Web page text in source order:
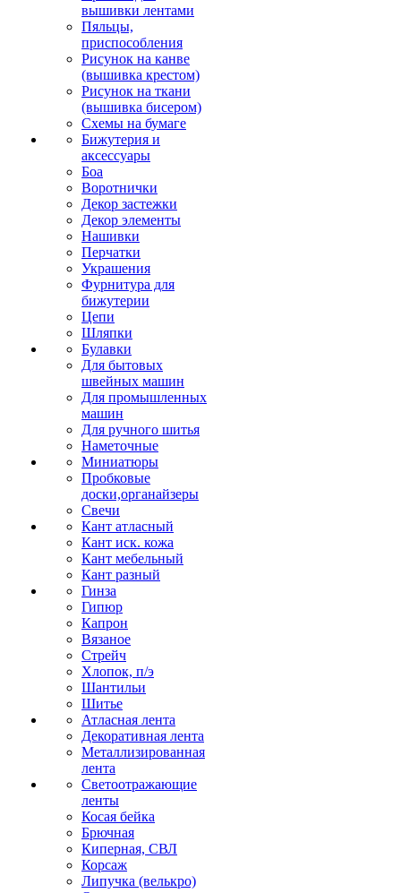
вышивки лентами
Пяльцы,
приспособления
Рисунок на канве
(вышивка крестом)
Рисунок на ткани
(вышивка бисером)
Схемы на бумаге
Бижутерия и
аксессуары
Боа
Воротнички
Декор застежки
Декор элементы
Нашивки
Перчатки
Украшения
Фурнитура для
бижутерии
Цепи
Шляпки
Булавки
Для бытовых
швейных машин
Для промышленных
машин
Для ручного шитья
Наметочные
Миниатюры
Пробковые
доски,органайзеры
Свечи
Кант атласный
Кант иск. кожа
Кант мебельный
Кант разный
Гинза
Гипюр
Капрон
Вязаное
Стрейч
Хлопок, п/э
Шантильи
Шитье
Атласная лента
Декоративная лента
Металлизированная
лента
Светоотражающие
ленты
Косая бейка
Брючная
Киперная, СВЛ
Корсаж
Липучка (велькро)